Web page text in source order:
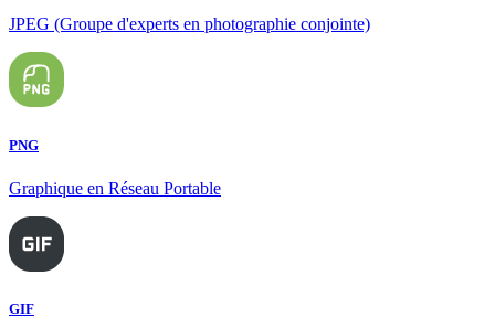
JPEG (Groupe d'experts en photographie conjointe)
PNG
Graphique en Réseau Portable
GIF